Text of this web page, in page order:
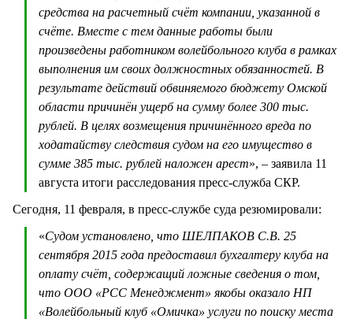
средства на расчетный счёт компании, указанной в
счёте. Вместе с тем данные работы были
произведены работником волейбольного клуба в рамках
выполнения им своих должностных обязанностей. В
результате действий обвиняемого бюджету Омской
области причинён ущерб на сумму более 300 тыс.
рублей. В целях возмещения причинённого вреда по
ходатайству следствия судом на его имущество в
сумме 385 тыс. рублей наложен арест», – заявила 11
августа итоги расследования пресс-служба СКР.
Сегодня, 11 февраля, в пресс-службе суда резюмировали:
«Судом установлено, что ШЕЛПАКОВ С.В. 25
сентября 2015 года предоставил бухгалтеру клуба на
оплату счёт, содержащий ложные сведения о том,
что ООО «РСС Менеджмент» якобы оказало НП
«Волейбольный клуб «Омичка» услуги по поиску места